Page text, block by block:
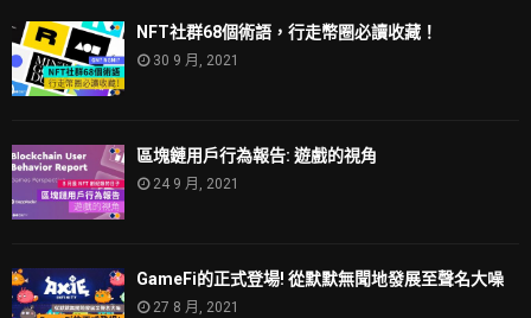
NFT社群68個術語，行走幣圈必讀收藏！
30 9 月, 2021
區塊鏈用戶行為報告: 遊戲的視角
24 9 月, 2021
GameFi的正式登場! 從默默無聞地發展至聲名大噪
27 8 月, 2021